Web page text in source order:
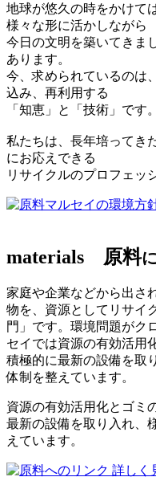
地球が悠久の時をかけて
様々な形に活かしながら
今日の文明を築いてきま
あります。
今、求められているのは
込み、再利用する
「知恵」と「技術」です。
私たちは、長年培ってき
にお応えできる
リサイクルのプロフェッ
マルセイの環境方
materials 原料
家庭や企業などから出さ
物を、資源としてリサイ
門」です。環境問題がク
セイでは資源の有効活用
積極的に最新の設備を取
体制を整えています。
資源の有効活用化とゴミ
最新の設備を取り入れ、
えています。
詳しく